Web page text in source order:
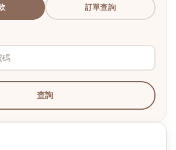
訂單查詢
查詢